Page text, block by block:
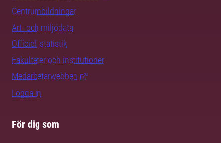
Centrumbildningar
Art- och miljödata
Officiell statistik
Fakulteter och institutioner
Medarbetarwebben
Logga in
För dig som